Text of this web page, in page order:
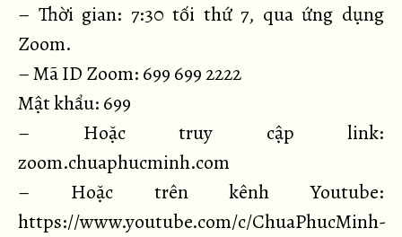
– Thời gian: 7:30 tối thứ 7, qua ứng dụng
Zoom.
– Mã ID Zoom: 699 699 2222
Mật khẩu: 699
– Hoặc truy cập link:
zoom.chuaphucminh.com
– Hoặc trên kênh Youtube:
https://www.youtube.com/c/ChuaPhucMinh-